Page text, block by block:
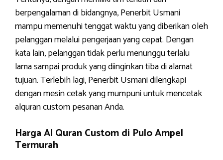
berpengalaman di bidangnya, Penerbit Usmani
mampu memenuhi tenggat waktu yang diberikan oleh
pelanggan melalui pengerjaan yang cepat. Dengan
kata lain, pelanggan tidak perlu menunggu terlalu
lama sampai produk yang diinginkan tiba di alamat
tujuan. Terlebih lagi, Penerbit Usmani dilengkapi
dengan mesin cetak yang mumpuni untuk mencetak
alquran custom pesanan Anda.
Harga Al Quran Custom di Pulo Ampel
Termurah